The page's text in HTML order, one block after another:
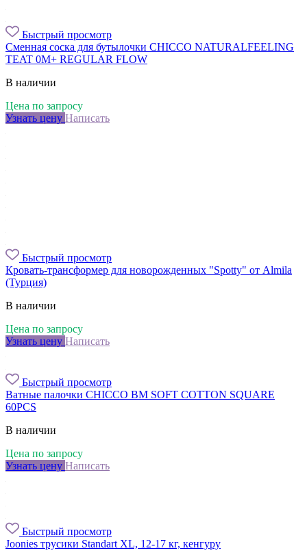
Быстрый просмотр
Сменная соска для бутылочки CHICCO NATURALFEELING
TEAT 0M+ REGULAR FLOW
В наличии
Цена по запросу
Узнать цену Написать
Быстрый просмотр
Кровать-трансформер для новорожденных "Spotty" от Almila
(Турция)
В наличии
Цена по запросу
Узнать цену Написать
Быстрый просмотр
Ватные палочки CHICCO BM SOFT COTTON SQUARE
60PCS
В наличии
Цена по запросу
Узнать цену Написать
Быстрый просмотр
Joonies трусики Standart XL, 12-17 кг, кенгуру